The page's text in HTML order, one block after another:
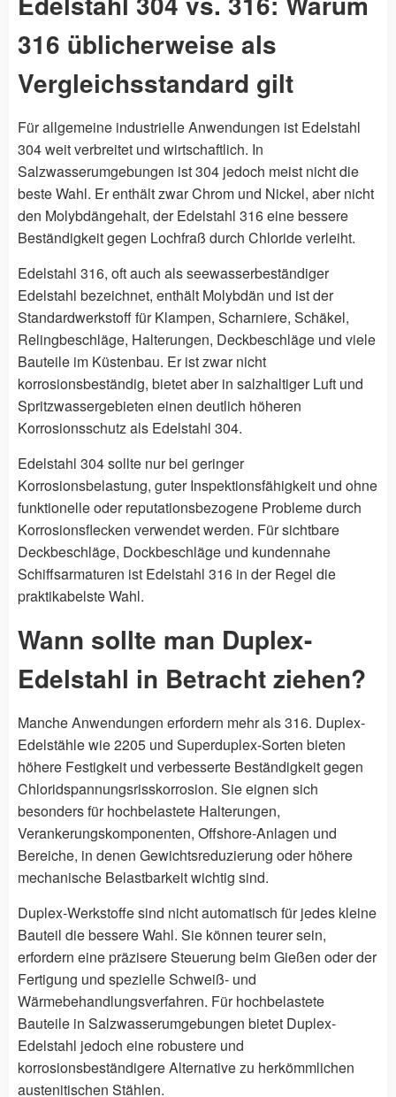
316 üblicherweise als
Vergleichsstandard gilt
Für allgemeine industrielle Anwendungen ist Edelstahl
304 weit verbreitet und wirtschaftlich. In
Salzwasserumgebungen ist 304 jedoch meist nicht die
beste Wahl. Er enthält zwar Chrom und Nickel, aber nicht
den Molybdängehalt, der Edelstahl 316 eine bessere
Beständigkeit gegen Lochfraß durch Chloride verleiht.
Edelstahl 316, oft auch als seewasserbeständiger
Edelstahl bezeichnet, enthält Molybdän und ist der
Standardwerkstoff für Klampen, Scharniere, Schäkel,
Relingbeschläge, Halterungen, Deckbeschläge und viele
Bauteile im Küstenbau. Er ist zwar nicht
korrosionsbeständig, bietet aber in salzhaltiger Luft und
Spritzwassergebieten einen deutlich höheren
Korrosionsschutz als Edelstahl 304.
Edelstahl 304 sollte nur bei geringer
Korrosionsbelastung, guter Inspektionsfähigkeit und ohne
funktionelle oder reputationsbezogene Probleme durch
Korrosionsflecken verwendet werden. Für sichtbare
Deckbeschläge, Dockbeschläge und kundennahe
Schiffsarmaturen ist Edelstahl 316 in der Regel die
praktikabelste Wahl.
Wann sollte man Duplex-
Edelstahl in Betracht ziehen?
Manche Anwendungen erfordern mehr als 316. Duplex-
Edelstähle wie 2205 und Superduplex-Sorten bieten
höhere Festigkeit und verbesserte Beständigkeit gegen
Chloridspannungsrisskorrosion. Sie eignen sich
besonders für hochbelastete Halterungen,
Verankerungskomponenten, Offshore-Anlagen und
Bereiche, in denen Gewichtsreduzierung oder höhere
mechanische Belastbarkeit wichtig sind.
Duplex-Werkstoffe sind nicht automatisch für jedes kleine
Bauteil die bessere Wahl. Sie können teurer sein,
erfordern eine präzisere Steuerung beim Gießen oder der
Fertigung und spezielle Schweiß- und
Wärmebehandlungsverfahren. Für hochbelastete
Bauteile in Salzwasserumgebungen bietet Duplex-
Edelstahl jedoch eine robustere und
korrosionsbeständigere Alternative zu herkömmlichen
austenitischen Stählen.